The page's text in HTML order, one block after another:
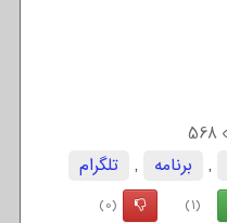
568
, برنامه ,
تلگرام
(1)
(0)